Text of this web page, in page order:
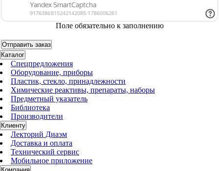
Поле обязательно к заполнению
Каталог
Спецпредложения
Оборудование, приборы
Пластик, стекло, принадлежности
Химические реактивы, препараты, наборы
Предметный указатель
Библиотека
Производители
Клиенту
Лекторий Диаэм
Доставка и оплата
Технический сервис
Мобильное приложение